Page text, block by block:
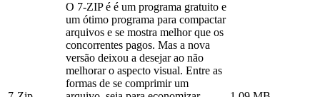
O 7-ZIP é é um programa gratuito e
um ótimo programa para compactar
arquivos e se mostra melhor que os
concorrentes pagos. Mas a nova
versão deixou a desejar ao não
melhorar o aspecto visual. Entre as
formas de se comprimir um